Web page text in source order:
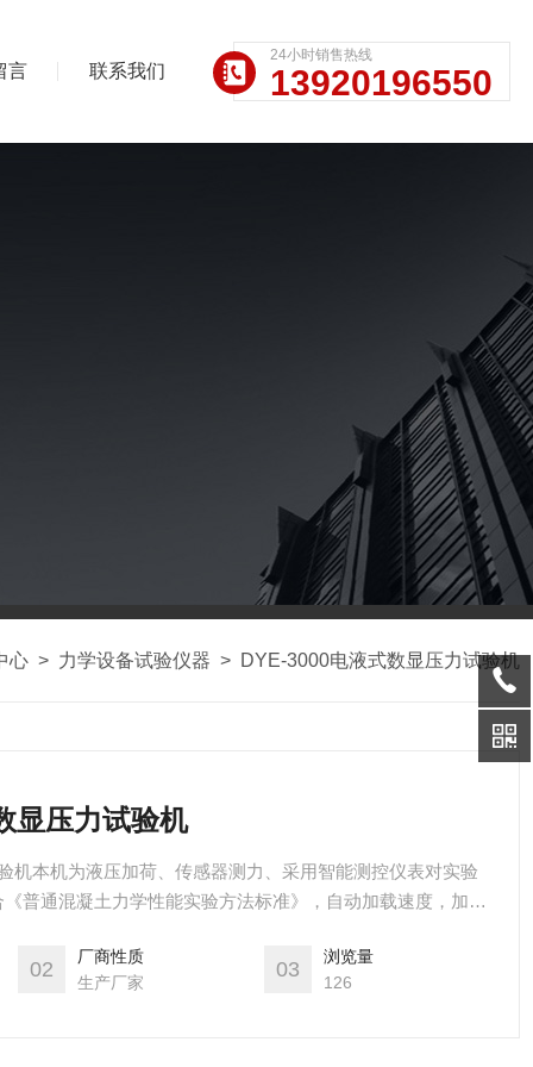
言 联系我们
24小时销售热线
13920196550
心 > 力学设备试验仪器 > DYE-3000电液式数显压力试验机
显压力试验机
机本机为液压加荷、传感器测力、采用智能测控仪表对实验
普通混凝土力学性能实验方法标准》，自动加载速度，加载
的试验检测设备。
02
厂商性质
生产厂家
03
浏览量
126